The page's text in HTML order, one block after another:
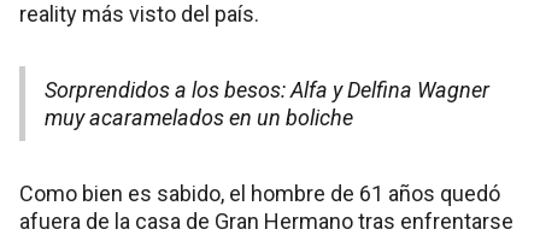
reality más visto del país.
Sorprendidos a los besos: Alfa y Delfina Wagner
muy acaramelados en un boliche
Como bien es sabido, el hombre de 61 años quedó
afuera de la casa de Gran Hermano tras enfrentarse